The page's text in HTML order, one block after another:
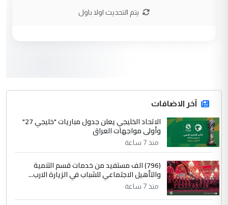
جنسية الرافد الثالث للعراق ومن اصول عريقة
ابا فرات ...
الموضوع :
الجواهري يرد على صدام حسين سل
مضجعيك يابن الزنا (نص كامل)
سردار
التعليق : واحد من عصابة علي ماما يسقط
جنسية الرافد الثالث للعراق ومن اصول عريقة
ابا فرات ...
يتم التحديث اولا باول
آخر الاضافات
الاتحاد الخليجي يعلن جدول مباريات "خليجي 27"
وأولى مواجهات العراق
منذ 7 ساعة
(796) الف مستفيد من خدمات قسم التنمية
والتأهيل الاجتماعي للشباب في الزيارة الارب...
منذ 7 ساعة